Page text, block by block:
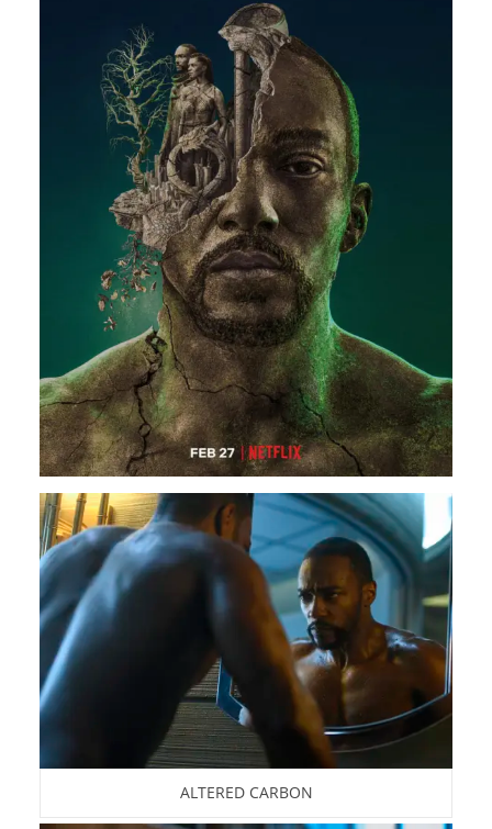
ALTERED CARBON